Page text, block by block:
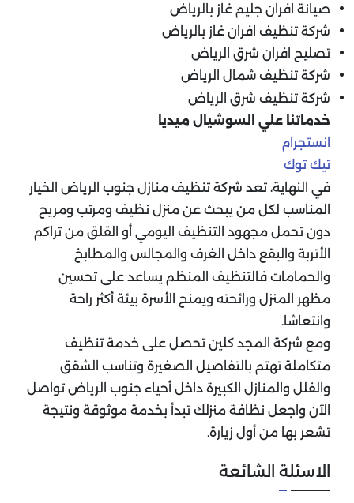
صيانة افران جليم غاز بالرياض
شركة تنظيف افران غاز بالرياض
تصليح افران شرق الرياض
شركة تنظيف شمال الرياض
شركة تنظيف شرق الرياض
خدماتنا علي السوشيال ميديا
انستجرام
تيك توك
في النهاية، تعد شركة تنظيف منازل جنوب الرياض الخيار
المناسب لكل من يبحث عن منزل نظيف ومرتب ومريح
دون تحمل مجهود التنظيف اليومي أو القلق من تراكم
الأتربة والبقع داخل الغرف والمجالس والمطابخ
والحمامات فالتنظيف المنظم يساعد على تحسين
مظهر المنزل ورائحته ويمنح الأسرة بيئة أكثر راحة
وانتعاشا.
ومع شركة المجد كلين تحصل على خدمة تنظيف
متكاملة تهتم بالتفاصيل الصغيرة وتناسب الشقق
والفلل والمنازل الكبيرة داخل أحياء جنوب الرياض تواصل
الآن واجعل نظافة منزلك تبدأ بخدمة موثوقة ونتيجة
تشعر بها من أول زيارة.
الاسئلة الشائعة